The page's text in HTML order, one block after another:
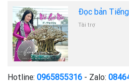
Đọc bản
Tài trợ
Hotline: 0965855316 - Zalo: